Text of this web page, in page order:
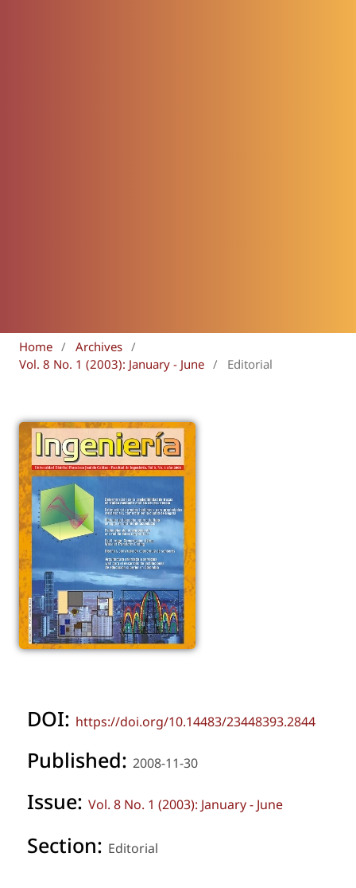
Home / Archives /
Vol. 8 No. 1 (2003): January - June / Editorial
DOI: https://doi.org/10.14483/23448393.2844
Published: 2008-11-30
Issue: Vol. 8 No. 1 (2003): January - June
Section: Editorial